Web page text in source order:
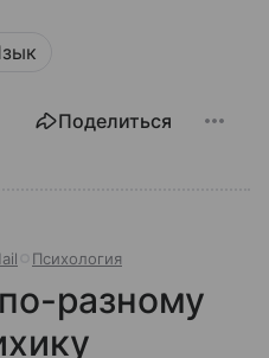
Поделиться
Психология
разному